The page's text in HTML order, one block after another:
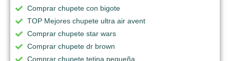
Comprar chupete con bigote
TOP Mejores chupete ultra air avent
Comprar chupete star wars
Comprar chupete dr brown
Comprar chupete tetina pequeña